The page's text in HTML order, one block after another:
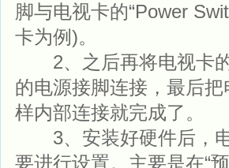
脚与电视卡的“Power
卡为例)。
2、之后再将电视卡的
的电源接脚连接，最后
样内部连接就完成了。
3、安装好硬件后，电
要进行设置。主要是在“